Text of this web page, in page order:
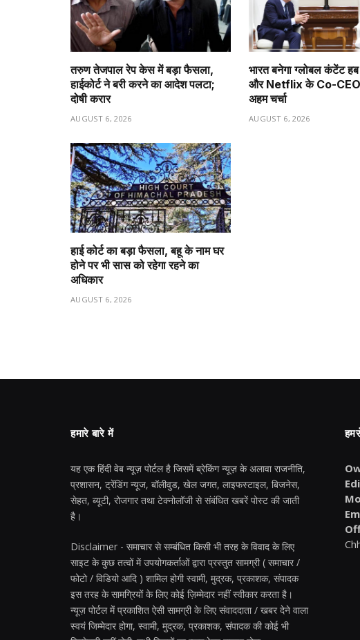
तरुण तेजपाल रेप केस में बड़ा फैसला,
हाईकोर्ट ने बरी करने का आदेश पलटा;
दोषी करार
AUGUST 6, 2026
भारत बनेगा ग्लोबल कंटेंट
और Netflix के Co-CEO
अहम चर्चा
AUGUST 6, 2026
हाई कोर्ट का बड़ा फैसला, बहू के नाम घर
होने पर भी सास को रहेगा रहने का
अधिकार
AUGUST 6, 2026
हमारे बारे में
यह एक हिंदी वेब न्यूज़ पोर्टल है जिसमें ब्रेकिंग न्यूज़ के अलावा राजनीति,
प्रशासन, ट्रेंडिंग न्यूज, बॉलीवुड, खेल जगत, लाइफस्टाइल, बिजनेस,
सेहत, ब्यूटी, रोजगार तथा टेक्नोलॉजी से संबंधित खबरें पोस्ट की जाती
है।
Disclaimer - समाचार से सम्बंधित किसी भी तरह के विवाद के लिए
साइट के कुछ तत्वों में उपयोगकर्ताओं द्वारा प्रस्तुत सामग्री ( समाचार /
फोटो / विडियो आदि ) शामिल होगी स्वामी, मुद्रक, प्रकाशक, संपादक
इस तरह के सामग्रियों के लिए कोई ज़िम्मेदार नहीं स्वीकार करता है।
न्यूज़ पोर्टल में प्रकाशित ऐसी सामग्री के लिए संवाददाता / खबर देने वाला
स्वयं जिम्मेदार होगा, स्वामी, मुद्रक, प्रकाशक, संपादक की कोई भी